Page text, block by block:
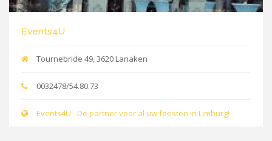
Events4U
Tournebride 49, 3620 Lanaken
0032478/54.80.73
Events4U - De partner voor al uw feesten in Limburg!